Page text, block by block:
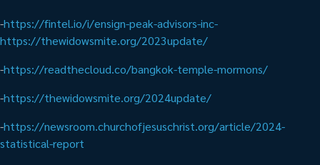
-https://fintel.io/i/ensign-peak-advisors-inc-
https://thewidowsmite.org/2023update/
-https://readthecloud.co/bangkok-temple-mormons/
-https://thewidowsmite.org/2024update/
-https://newsroom.churchofjesuschrist.org/article/2024-
statistical-report